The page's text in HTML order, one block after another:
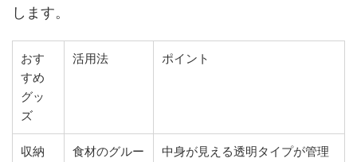
します。
おす
すめ
グッ
ズ
活用法 ポイント
収納
食材のグルー
中身が見える透明タイプが管理